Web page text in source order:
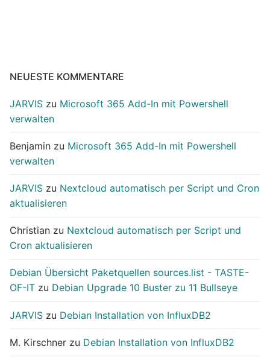
NEUESTE KOMMENTARE
JARVIS zu Microsoft 365 Add-In mit Powershell
verwalten
Benjamin zu Microsoft 365 Add-In mit Powershell
verwalten
JARVIS zu Nextcloud automatisch per Script und Cron
aktualisieren
Christian zu Nextcloud automatisch per Script und
Cron aktualisieren
Debian Übersicht Paketquellen sources.list - TASTE-
OF-IT zu Debian Upgrade 10 Buster zu 11 Bullseye
JARVIS zu Debian Installation von InfluxDB2
M. Kirschner zu Debian Installation von InfluxDB2